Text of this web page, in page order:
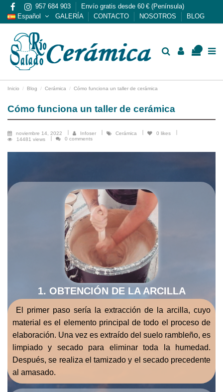
957 684 903
Envío gratis desde 60 € (Península)
Español
GALERÍA CONTACTO NOSOTROS BLOG
Inicio Blog Cerámica Cómo funciona un taller de cerámica
Cómo funciona un taller de cerámica
noviembre 14, 2022 Infoser Cerámica 0 likes
14481 views
0 comments
1. OBTENCIÓN DE LA ARCILLA
El primer paso sería la extracción de la arcilla, cuyo
material es el elemento principal de todo el proceso de
elaboración. Una vez es extraído del suelo rambleño, es
limpiado y secado para eliminar toda la humedad.
Después, se realiza el tamizado y el secado precedente
al amasado.